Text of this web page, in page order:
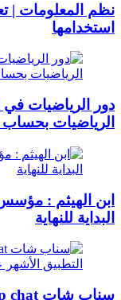
نظم المعلومات |
استخدامها
دور الرياضيات
الرياضيات بحساب
ابن الهيثم :
البداية للنهاية